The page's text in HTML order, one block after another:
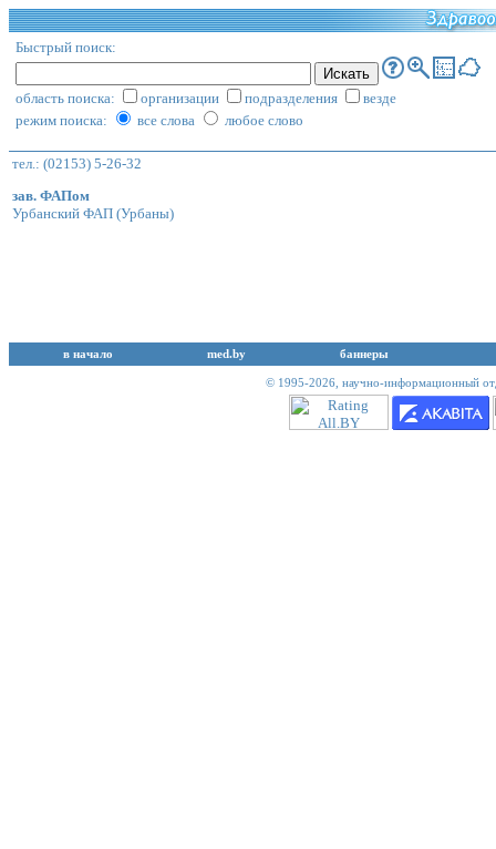
Быстрый поиск:
область поиска: организации подразделения
везде
режим поиска:
все слова любое слово
тел.: (02153) 5-26-32
зав. ФАПом
Урбанский ФАП (Урбаны)
в начало med.by баннеры
© 1995-2026, научно-информационный